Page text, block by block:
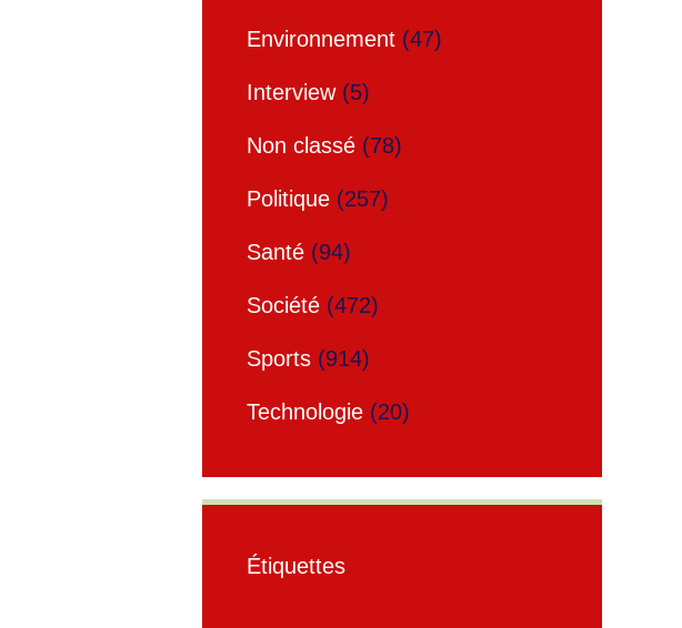
Environnement (47)
Interview(5)
Non classé (78)
Politique (257)
Santé (94)
Société (472)
Sports (914)
Technologie (20)
Étiquettes